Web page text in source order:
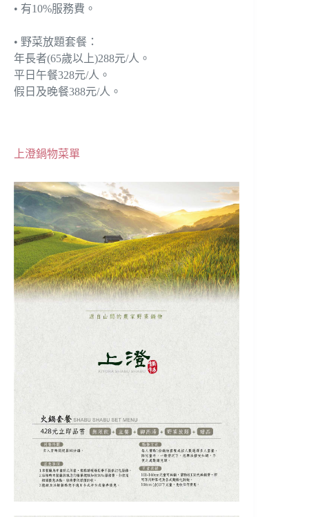
• 有10%服務費。
• 野菜放題套餐：
年長者(65歲以上)288元/人。
平日午餐328元/人。
假日及晚餐388元/人。
上澄鍋物菜單